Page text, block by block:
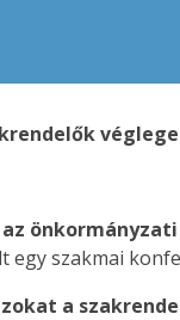
egy szakmai
a